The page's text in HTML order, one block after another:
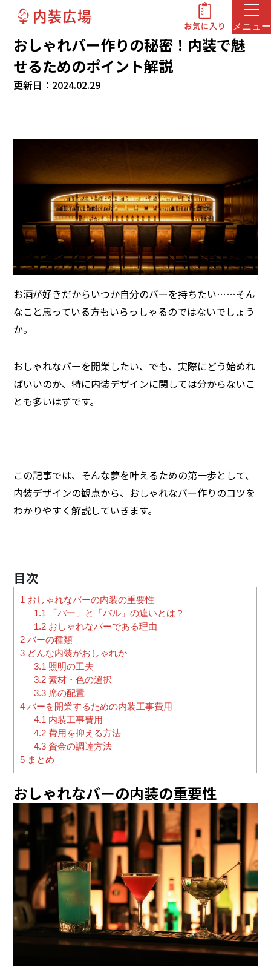
メニュー
おしゃれバー作りの秘密！内装で魅
せるためのポイント解説
更新日：2024.02.29
お酒が好きだからいつか自分のバーを持ちたい……そん
なこと思っている方もいらっしゃるのではないでしょう
か。
おしゃれなバーを開業したい、でも、実際にどう始めれ
ばいいのか、特に内装デザインに関しては分からないこ
とも多いはずです。
この記事では、そんな夢を叶えるための第一歩として、
内装デザインの観点から、おしゃれなバー作りのコツを
わかりやすく解説していきます。
1 おしゃれなバーの内装の重要性
1.1 「バー」と「バル」の違いとは？
1.2 おしゃれなバーである理由
2 バーの種類
3 どんな内装がおしゃれか
3.1 照明の工夫
3.2 素材・色の選択
3.3 席の配置
4 バーを開業するための内装工事費用
4.1 内装工事費用
4.2 費用を抑える方法
4.3 資金の調達方法
5 まとめ
おしゃれなバーの内装の重要性